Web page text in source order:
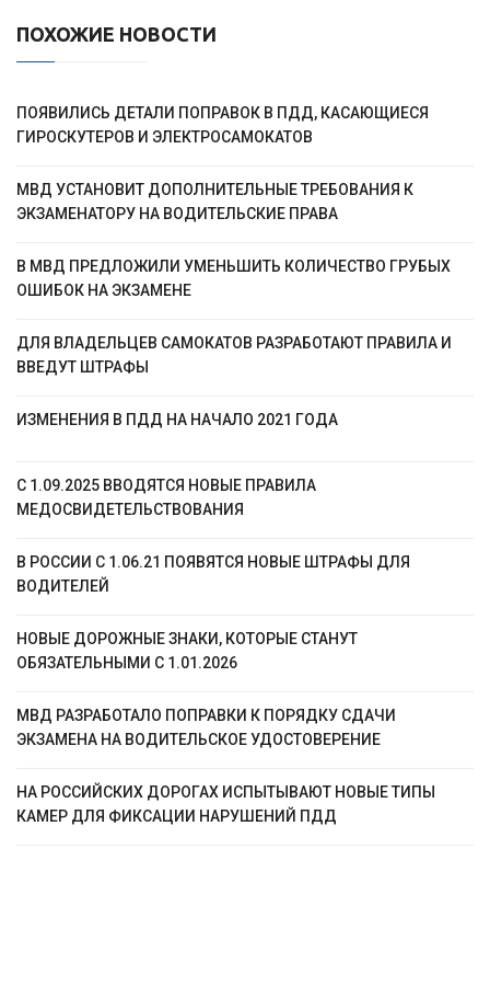
ПОХОЖИЕ НОВОСТИ
ПОЯВИЛИСЬ ДЕТАЛИ ПОПРАВОК В ПДД, КАСАЮЩИЕСЯ
ГИРОСКУТЕРОВ И ЭЛЕКТРОСАМОКАТОВ
МВД УСТАНОВИТ ДОПОЛНИТЕЛЬНЫЕ ТРЕБОВАНИЯ К
ЭКЗАМЕНАТОРУ НА ВОДИТЕЛЬСКИЕ ПРАВА
В МВД ПРЕДЛОЖИЛИ УМЕНЬШИТЬ КОЛИЧЕСТВО ГРУБЫХ
ОШИБОК НА ЭКЗАМЕНЕ
ДЛЯ ВЛАДЕЛЬЦЕВ САМОКАТОВ РАЗРАБОТАЮТ ПРАВИЛА И
ВВЕДУТ ШТРАФЫ
ИЗМЕНЕНИЯ В ПДД НА НАЧАЛО 2021 ГОДА
С 1.09.2025 ВВОДЯТСЯ НОВЫЕ ПРАВИЛА
МЕДОСВИДЕТЕЛЬСТВОВАНИЯ
В РОССИИ С 1.06.21 ПОЯВЯТСЯ НОВЫЕ ШТРАФЫ ДЛЯ
ВОДИТЕЛЕЙ
НОВЫЕ ДОРОЖНЫЕ ЗНАКИ, КОТОРЫЕ СТАНУТ
ОБЯЗАТЕЛЬНЫМИ С 1.01.2026
МВД РАЗРАБОТАЛО ПОПРАВКИ К ПОРЯДКУ СДАЧИ
ЭКЗАМЕНА НА ВОДИТЕЛЬСКОЕ УДОСТОВЕРЕНИЕ
НА РОССИЙСКИХ ДОРОГАХ ИСПЫТЫВАЮТ НОВЫЕ ТИПЫ
КАМЕР ДЛЯ ФИКСАЦИИ НАРУШЕНИЙ ПДД